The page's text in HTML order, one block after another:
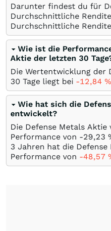
Darunter findest du für
Durchschnittliche
Durchschnittliche
Wie ist die
Aktie der letzten 30
Die Wertentwicklung der
30 Tage liegt bei -12,84 %
Wie hat sich die
entwickelt?
Die Defense Metals
Performance von -29,23
3 Jahren hat die Defense
Performance von -48,57